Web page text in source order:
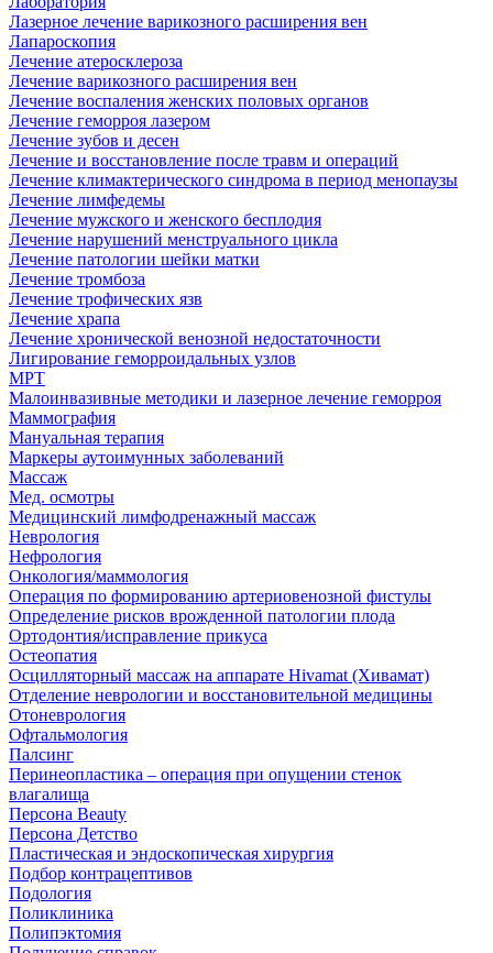
Лазерное лечение варикозного расширения вен
Лапароскопия
Лечение атеросклероза
Лечение варикозного расширения вен
Лечение воспаления женских половых органов
Лечение геморроя лазером
Лечение зубов и десен
Лечение и восстановление после травм и операций
Лечение климактерического синдрома в период менопаузы
Лечение лимфедемы
Лечение мужского и женского бесплодия
Лечение нарушений менструального цикла
Лечение патологии шейки матки
Лечение тромбоза
Лечение трофических язв
Лечение храпа
Лечение хронической венозной недостаточности
Лигирование геморроидальных узлов
МРТ
Малоинвазивные методики и лазерное лечение геморроя
Маммография
Мануальная терапия
Маркеры аутоимунных заболеваний
Массаж
Мед. осмотры
Медицинский лимфодренажный массаж
Неврология
Нефрология
Онкология/маммология
Операция по формированию артериовенозной фистулы
Определение рисков врожденной патологии плода
Ортодонтия/исправление прикуса
Остеопатия
Осцилляторный массаж на аппарате Hivamat (Хивамат)
Отделение неврологии и восстановительной медицины
Отоневрология
Офтальмология
Палсинг
Перинеопластика – операция при опущении стенок
влагалища
Персона Beauty
Персона Детство
Пластическая и эндоскопическая хирургия
Подбор контрацептивов
Подология
Поликлиника
Полипэктомия